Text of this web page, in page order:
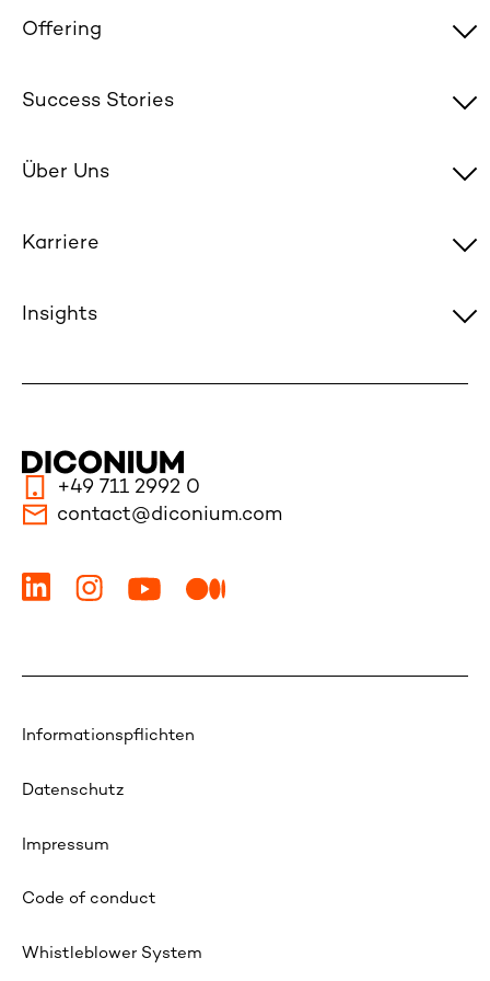
Offering
Success Stories
Über Uns
Karriere
Insights
+49 711 2992 0
contact@diconium.com
Informationspflichten
Datenschutz
Impressum
Code of conduct
Whistleblower System